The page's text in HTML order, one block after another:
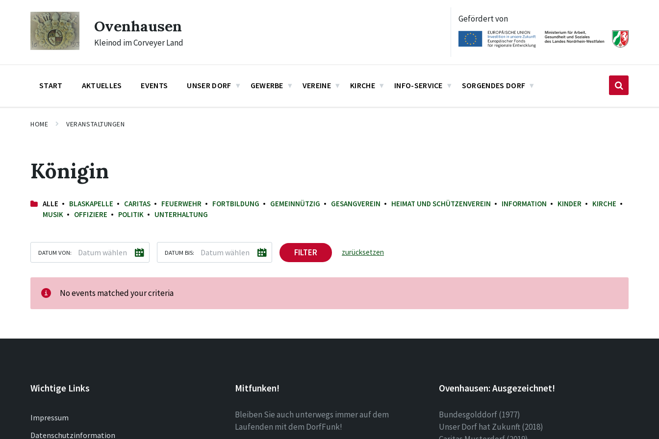
navigation
Ovenhausen
Kleinod im Corveyer Land
Gefördert von
START AKTUELLES EVENTS UNSER DORF GEWERBE VEREINE KIRCHE INFO-SERVICE SORGENDES DORF
HOME VERANSTALTUNGEN
Königin
ALLE BLASKAPELLE CARITAS FEUERWEHR FORTBILDUNG GEMEINNÜTZIG GESANGVEREIN HEIMAT UND SCHÜTZENVEREIN INFORMATION KINDER
KIRCHE
MUSIK
OFFIZIERE POLITIK UNTERHALTUNG
DATUM VON: DATUM BIS: FILTER zurücksetzen
No events matched your criteria
Wichtige Links
Impressum
Datenschutzinformation
Mitfunken!
Bleiben Sie auch unterwegs immer auf dem
Laufenden mit dem DorfFunk!
Ovenhausen: Ausgezeichnet!
Bundesgolddorf (1977)
Unser Dorf hat Zukunft (2018)